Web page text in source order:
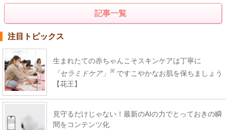
記事一覧
注目トピックス
生まれたての赤ちゃんこそスキンケアは丁寧に
「セラミドケア」
※ ですこやかなお肌を保ちましょう
【花王】
見守るだけじゃない！最新のAIの力でとっておきの瞬
間をコンテンツ化